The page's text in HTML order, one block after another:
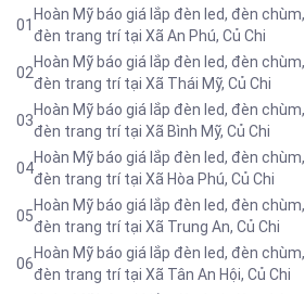
01
Hoàn Mỹ báo giá lắp đèn led, đèn chùm,
đèn trang trí tại Xã An Phú, Củ Chi
02
Hoàn Mỹ báo giá lắp đèn led, đèn chùm,
đèn trang trí tại Xã Thái Mỹ, Củ Chi
03
Hoàn Mỹ báo giá lắp đèn led, đèn chùm,
đèn trang trí tại Xã Bình Mỹ, Củ Chi
04
Hoàn Mỹ báo giá lắp đèn led, đèn chùm,
đèn trang trí tại Xã Hòa Phú, Củ Chi
05
Hoàn Mỹ báo giá lắp đèn led, đèn chùm,
đèn trang trí tại Xã Trung An, Củ Chi
06
Hoàn Mỹ báo giá lắp đèn led, đèn chùm,
đèn trang trí tại Xã Tân An Hội, Củ Chi